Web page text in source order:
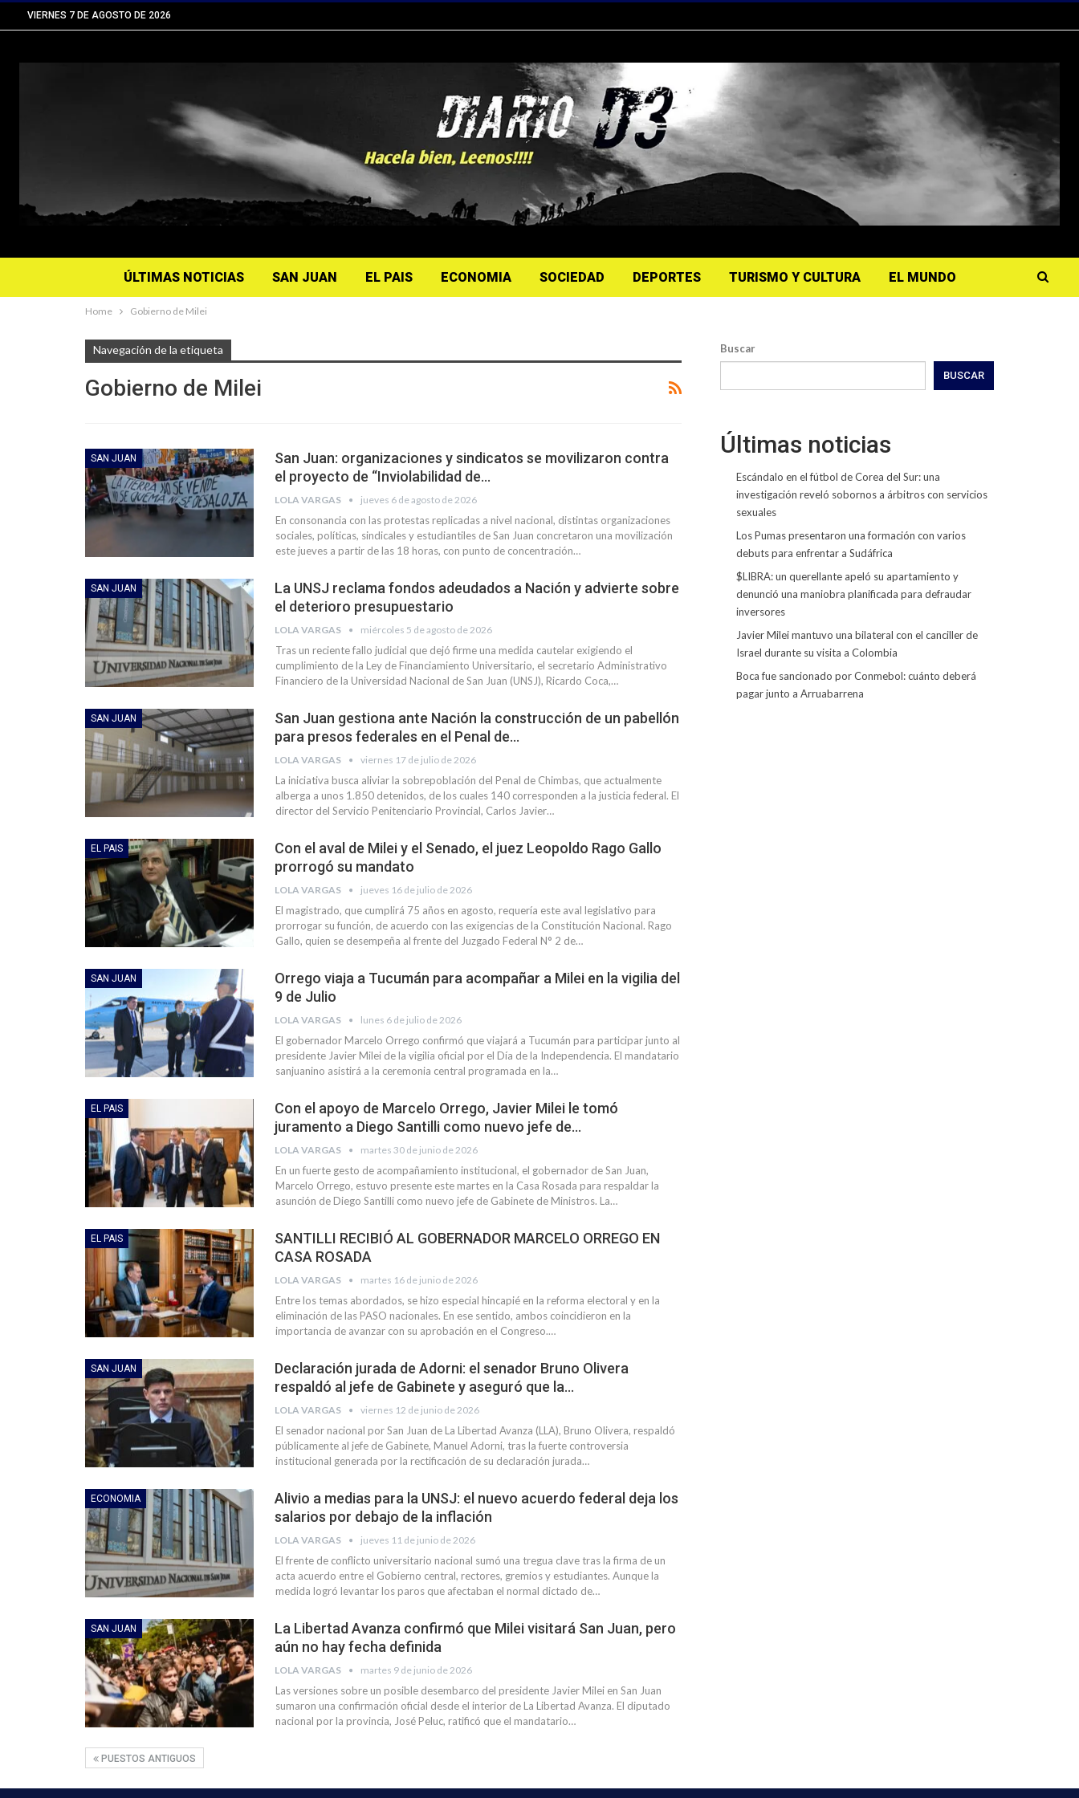
VIERNES 7 DE AGOSTO DE 2026
ÚLTIMAS NOTICIAS SAN JUAN EL PAIS ECONOMIA SOCIEDAD DEPORTES TURISMO Y CULTURA EL MUNDO
Home Gobierno de Milei
Navegación de la etiqueta
Gobierno de Milei
SAN JUAN
San Juan: organizaciones y sindicatos se movilizaron contra
el proyecto de “Inviolabilidad de…
LOLA VARGAS jueves 6 de agosto de 2026
En consonancia con las protestas replicadas a nivel nacional, distintas organizaciones
sociales, políticas, sindicales y estudiantiles de San Juan concretaron una movilización
este jueves a partir de las 18 horas, con punto de concentración…
SAN JUAN
La UNSJ reclama fondos adeudados a Nación y advierte sobre
el deterioro presupuestario
LOLA VARGAS miércoles 5 de agosto de 2026
Tras un reciente fallo judicial que dejó firme una medida cautelar exigiendo el
cumplimiento de la Ley de Financiamiento Universitario, el secretario Administrativo
Financiero de la Universidad Nacional de San Juan (UNSJ), Ricardo Coca,…
SAN JUAN
San Juan gestiona ante Nación la construcción de un pabellón
para presos federales en el Penal de…
LOLA VARGAS viernes 17 de julio de 2026
La iniciativa busca aliviar la sobrepoblación del Penal de Chimbas, que actualmente
alberga a unos 1.850 detenidos, de los cuales 140 corresponden a la justicia federal. El
director del Servicio Penitenciario Provincial, Carlos Javier…
EL PAIS
Con el aval de Milei y el Senado, el juez Leopoldo Rago Gallo
prorrogó su mandato
LOLA VARGAS jueves 16 de julio de 2026
El magistrado, que cumplirá 75 años en agosto, requería este aval legislativo para
prorrogar su función, de acuerdo con las exigencias de la Constitución Nacional. Rago
Gallo, quien se desempeña al frente del Juzgado Federal N° 2 de…
SAN JUAN
Orrego viaja a Tucumán para acompañar a Milei en la vigilia del
9 de Julio
LOLA VARGAS lunes 6 de julio de 2026
El gobernador Marcelo Orrego confirmó que viajará a Tucumán para participar junto al
presidente Javier Milei de la vigilia oficial por el Día de la Independencia. El mandatario
sanjuanino asistirá a la ceremonia central programada en la…
EL PAIS
Con el apoyo de Marcelo Orrego, Javier Milei le tomó
juramento a Diego Santilli como nuevo jefe de…
LOLA VARGAS martes 30 de junio de 2026
En un fuerte gesto de acompañamiento institucional, el gobernador de San Juan,
Marcelo Orrego, estuvo presente este martes en la Casa Rosada para respaldar la
asunción de Diego Santilli como nuevo jefe de Gabinete de Ministros. La…
EL PAIS
SANTILLI RECIBIÓ AL GOBERNADOR MARCELO ORREGO EN
CASA ROSADA
LOLA VARGAS martes 16 de junio de 2026
Entre los temas abordados, se hizo especial hincapié en la reforma electoral y en la
eliminación de las PASO nacionales. En ese sentido, ambos coincidieron en la
importancia de avanzar con su aprobación en el Congreso.…
SAN JUAN
Declaración jurada de Adorni: el senador Bruno Olivera
respaldó al jefe de Gabinete y aseguró que la…
LOLA VARGAS viernes 12 de junio de 2026
El senador nacional por San Juan de La Libertad Avanza (LLA), Bruno Olivera, respaldó
públicamente al jefe de Gabinete, Manuel Adorni, tras la fuerte controversia
institucional generada por la rectificación de su declaración jurada…
ECONOMIA
Alivio a medias para la UNSJ: el nuevo acuerdo federal deja los
salarios por debajo de la inflación
LOLA VARGAS jueves 11 de junio de 2026
El frente de conflicto universitario nacional sumó una tregua clave tras la firma de un
acta acuerdo entre el Gobierno central, rectores, gremios y estudiantes. Aunque la
medida logró levantar los paros que afectaban el normal dictado de…
SAN JUAN
La Libertad Avanza confirmó que Milei visitará San Juan, pero
aún no hay fecha definida
LOLA VARGAS martes 9 de junio de 2026
Las versiones sobre un posible desembarco del presidente Javier Milei en San Juan
sumaron una confirmación oficial desde el interior de La Libertad Avanza. El diputado
nacional por la provincia, José Peluc, ratificó que el mandatario…
PUESTOS ANTIGUOS
Buscar
BUSCAR
Últimas noticias
Escándalo en el fútbol de Corea del Sur: una
investigación reveló sobornos a árbitros con servicios
sexuales
Los Pumas presentaron una formación con varios
debuts para enfrentar a Sudáfrica
$LIBRA: un querellante apeló su apartamiento y
denunció una maniobra planificada para defraudar
inversores
Javier Milei mantuvo una bilateral con el canciller de
Israel durante su visita a Colombia
Boca fue sancionado por Conmebol: cuánto deberá
pagar junto a Arruabarrena